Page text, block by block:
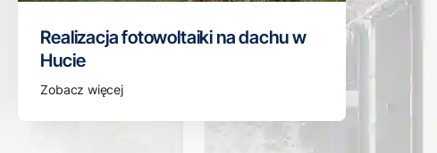
Realizacja fotowoltaiki na dachu w
Hucie
Zobacz więcej